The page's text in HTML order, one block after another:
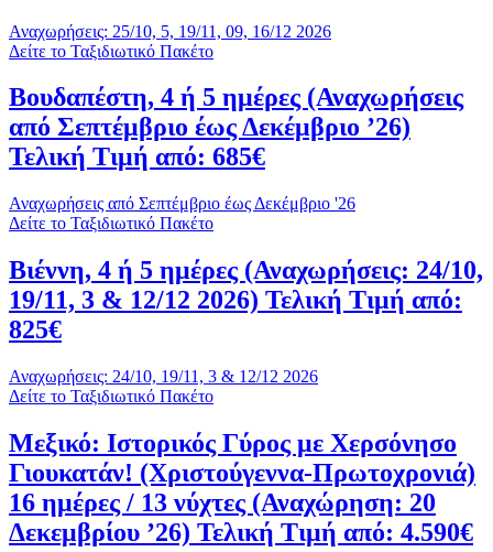
Αναχωρήσεις: 25/10, 5, 19/11, 09, 16/12 2026
Δείτε το Ταξιδιωτικό Πακέτο
Βουδαπέστη, 4 ή 5 ημέρες (Αναχωρήσεις
από Σεπτέμβριο έως Δεκέμβριο ’26)
Τελική Τιμή από: 685€
Αναχωρήσεις από Σεπτέμβριο έως Δεκέμβριο '26
Δείτε το Ταξιδιωτικό Πακέτο
Βιέννη, 4 ή 5 ημέρες (Αναχωρήσεις: 24/10,
19/11, 3 & 12/12 2026) Τελική Τιμή από:
825€
Αναχωρήσεις: 24/10, 19/11, 3 & 12/12 2026
Δείτε το Ταξιδιωτικό Πακέτο
Μεξικό: Ιστορικός Γύρος με Χερσόνησο
Γιουκατάν! (Χριστούγεννα-Πρωτοχρονιά)
16 ημέρες / 13 νύχτες (Αναχώρηση: 20
Δεκεμβρίου ’26) Τελική Τιμή από: 4.590€